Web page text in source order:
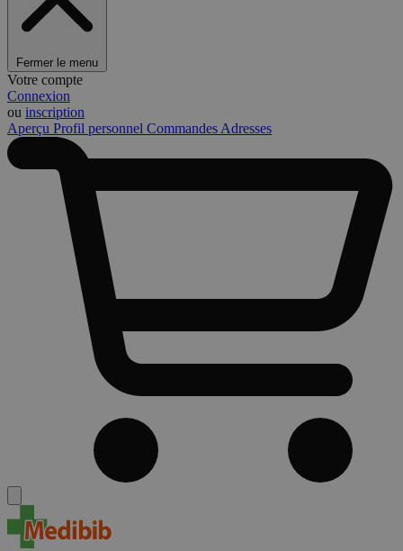
Fermer le menu
Votre compte
Connexion
ou inscription
Aperçu Profil personnel Commandes Adresses